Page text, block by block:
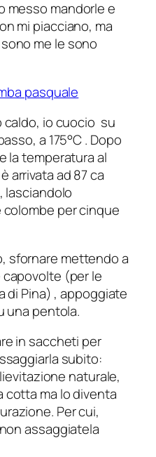
messo mandorle e
mi piacciano, ma
me le sono
caldo, io cuocio su
a 175°C . Dopo
la temperatura al
arrivata ad 87 ca
lasciandolo
per cinque
sfornare mettendo a
(per le
di Pina) , appoggiate
una pentola.
in saccheti per
subito:
naturale,
cotta ma lo diventa
Per cui,
assaggiatela